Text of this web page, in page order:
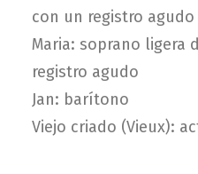
con un registro agudo
Maria: soprano ligera
registro agudo
Jan: barítono
Viejo criado (Vieux):